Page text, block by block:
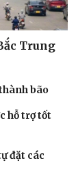
Trung
bão
hỗ trợ tốt
đặt các